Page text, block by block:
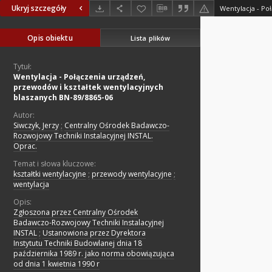
Ukryj szczegóły
Opis obiektu Lista plików
Tytuł:
Wentylacja - Połączenia urządzeń,
przewodów i kształtek wentylacyjnych
blaszanych BN-89/8865-06
Autor:
Siwczyk, Jerzy ; Centralny Ośrodek Badawczo-
Rozwojowy Techniki Instalacyjnej INSTAL.
Oprac.
Temat i słowa kluczowe:
kształtki wentylacyjne ; przewody wentylacyjne ;
wentylacja
Opis:
Zgłoszona przez Centralny Ośrodek
Badawczo-Rozwojowy Techniki Instalacyjnej
INSTAL ; Ustanowiona przez Dyrektora
Instytutu Techniki Budowlanej dnia 18
października 1989 r. jako norma obowiązująca
od dnia 1 kwietnia 1990 r